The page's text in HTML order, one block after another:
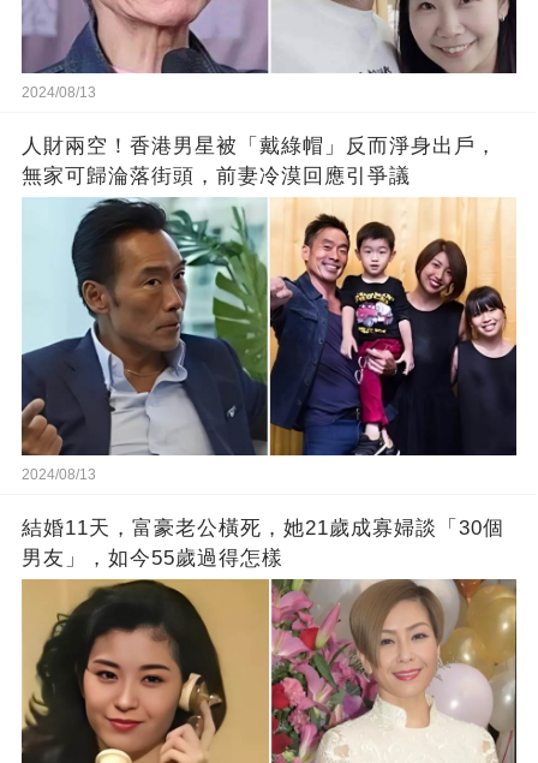
2024/08/13
人財兩空！香港男星被「戴綠帽」反而淨身出戶，
無家可歸淪落街頭，前妻冷漠回應引爭議
2024/08/13
結婚11天，富豪老公橫死，她21歲成寡婦談「30個
男友」，如今55歲過得怎樣